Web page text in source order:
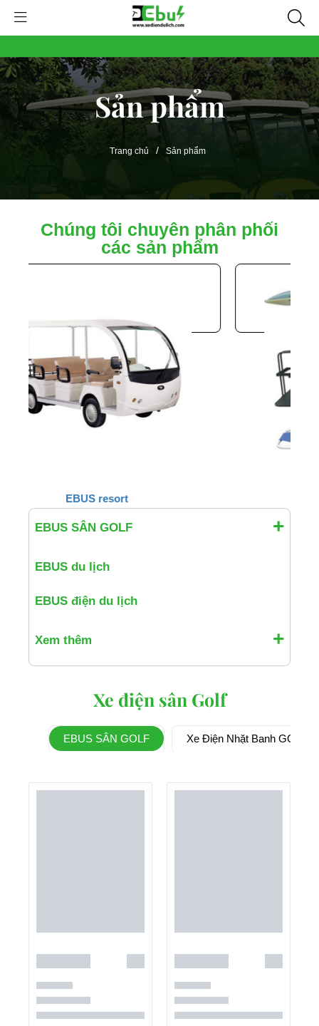
Sản phẩm
Trang chủ / Sản phẩm
Chúng tôi chuyên phân phối
các sản phẩm
EBUS SÂN GOLF
EBUS du lịch
EBUS điện du lịch
Xem thêm
Xe điện sân Golf
EBUS SÂN GOLF Xe Điện Nhặt Banh GOLF